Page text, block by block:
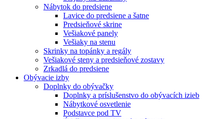
Nábytok do predsiene
Lavice do predsiene a šatne
Predsieňové skrine
Vešiakové panely
Vešiaky na stenu
Skrinky na topánky a regály
Vešiakové steny a predsieňové zostavy
Zrkadlá do predsiene
Obývacie izby
Doplnky do obývačky
Doplnky a príslušenstvo do obývacích izieb
Nábytkové osvetlenie
Podstavce pod TV